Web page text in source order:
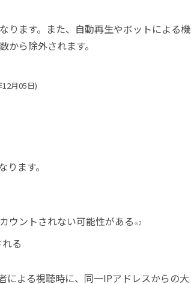
ります。また、自動再生やボットによる機
から除外されます。
月05日)
ます。
ウントされない可能性がある ※2
る
による視聴時に、同一IPアドレスからの大